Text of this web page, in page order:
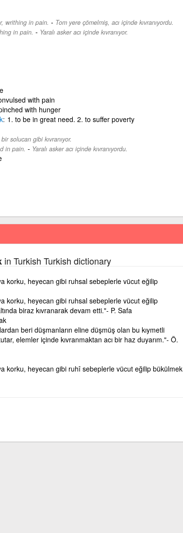
writhing in pain. - Tom yere çömelmiş, acı içinde kıvranıyordu.
in pain. - Yaralı asker acı içinde kıvranıyor.
with pain
with hunger
1. to be in great need. 2. to suffer poverty
solucan gibi kıvranıyor.
in pain. - Yaralı asker acı içinde kıvranıyordu.
in Turkish Turkish dictionary
korku, heyecan gibi ruhsal sebeplerle vücut eğilip
korku, heyecan gibi ruhsal sebeplerle vücut eğilip
biraz kıvranarak devam etti."- P. Safa
beri düşmanların eline düşmüş olan bu kıymetli
elemler içinde kıvranmaktan acı bir haz duyarım."- Ö.
korku, heyecan gibi ruhî sebeplerle vücut eğilip bükülmek